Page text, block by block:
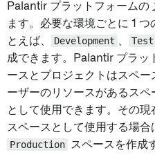
Palantir プラットフォームの
ます。必要な環境ごとに 1
とえば、
Development Test
成できます。Palantir プラッ
ースとプロジェクトはスペ
ーザーのリソースがあるスペ
として使用できます。その現
スペースとして使用する場合
Production
スペースを作成